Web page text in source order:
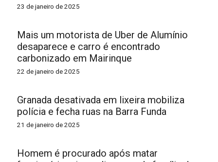
23 de janeiro de 2025
Mais um motorista de Uber de Alumínio
desaparece e carro é encontrado
carbonizado em Mairinque
22 de janeiro de 2025
Granada desativada em lixeira mobiliza
polícia e fecha ruas na Barra Funda
21 de janeiro de 2025
Homem é procurado após matar